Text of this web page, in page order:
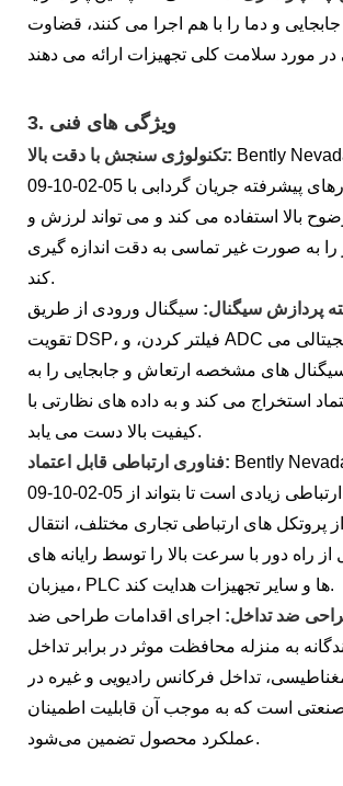
و دما را با هم اجرا می کنند، قضاوت
3. ویژگی های فنی
تکنولوژی سنجش با دقت بالا: Bently
09-10-02-05 از سنسورهای پیشرفته جریان گردابی با
بالا استفاده می کند و می تواند لرزش و
را به صورت غیر تماسی به دقت اندازه گیری
کند.
پردازش سیگنال: سیگنال ورودی از طریق
تقویت DSP، فیلتر کردن، و ADC پردازش و دیجیتالی می
های مشخصه ارتعاش و جابجایی را به
استخراج می کند و به داده های نظارتی با
کیفیت بالا دست می یابد.
فناوری ارتباطی قابل اعتماد: Bently
09-10-02-05 دارای پورت های ارتباطی زیادی است تا بتواند از
پروتکل های ارتباطی تجاری مختلف، انتقال
از راه دور با سرعت بالا را توسط رایانه های
میزبان، PLC ها و سایر تجهیزات هدایت کند.
ضد تداخل: اجرای اقدامات طراحی ضد
به منزله محافظت موثر در برابر تداخل
تداخل فرکانس رادیویی و غیره در
است که به موجب آن قابلیت اطمینان
عملکرد محصول تضمین می‌شود.